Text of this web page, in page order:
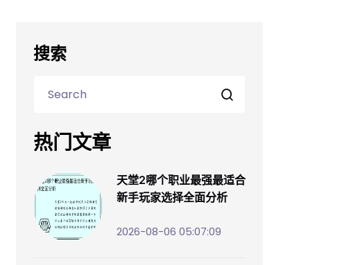
搜索
热门文章
天堂2哪个职业最强最适合
新手玩家选择全面分析
2026-08-06 05:07:09